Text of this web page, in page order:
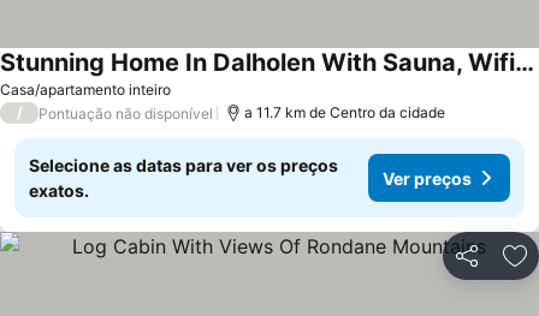
Casa/apartamento inteiro
Stunning Home In Dalholen With Sauna, Wifi And 4 Bedrooms
Ver preços
/ Pontuação não disponível a 11.7 km de Centro da cidade
Selecione as datas para ver os preços
exatos.
Ver preços
Partilhar